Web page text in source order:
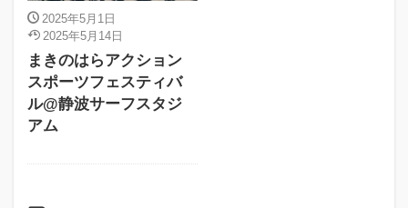
2025年5月1日
2025年5月14日
まきのはらアクション
スポーツフェスティバ
ル@静波サーフスタジ
アム